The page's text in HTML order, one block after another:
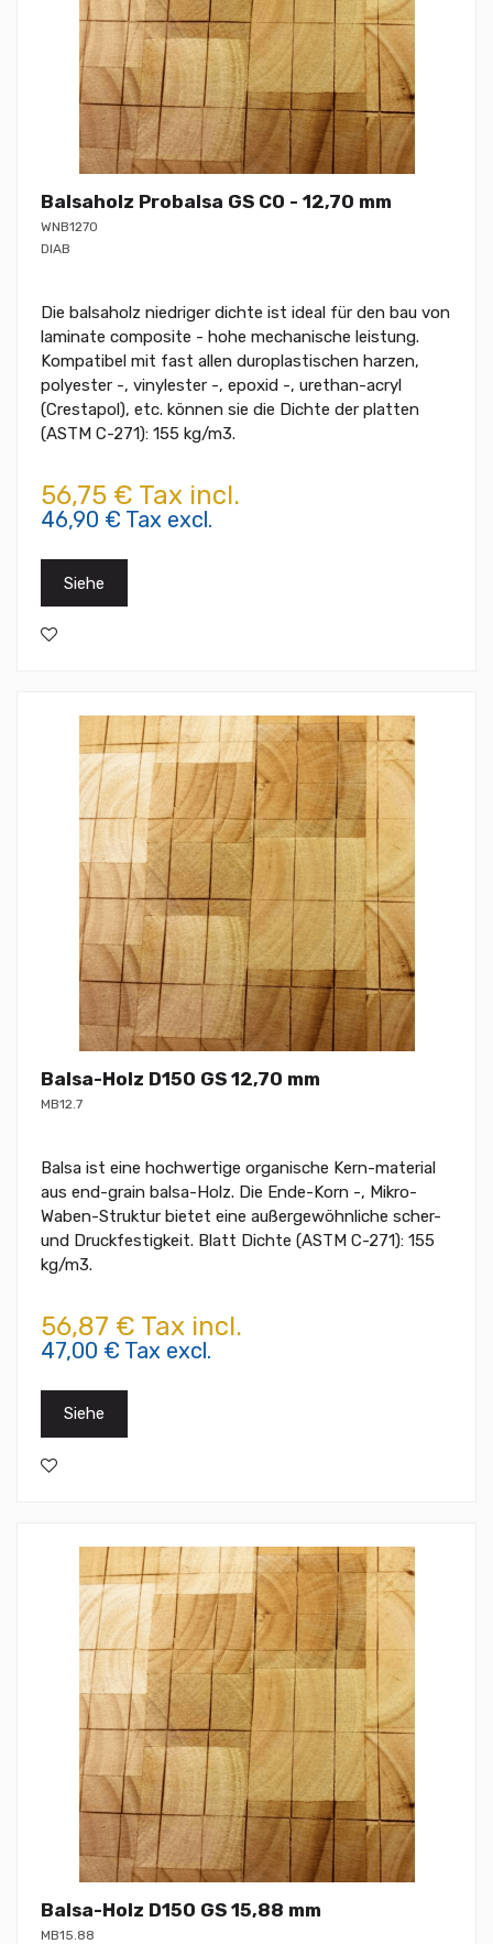
Balsaholz Probalsa GS CO - 12,70 mm
WNB1270
DIAB
Die balsaholz niedriger dichte ist ideal für den bau von
laminate composite - hohe mechanische leistung.
Kompatibel mit fast allen duroplastischen harzen,
polyester -, vinylester -, epoxid -, urethan-acryl
(Crestapol), etc. können sie die Dichte der platten
(ASTM C-271): 155 kg/m3.
56,75 € Tax incl.
46,90 € Tax excl.
Siehe
Balsa-Holz D150 GS 12,70 mm
MB12.7
Balsa ist eine hochwertige organische Kern-material
aus end-grain balsa-Holz. Die Ende-Korn -, Mikro-
Waben-Struktur bietet eine außergewöhnliche scher-
und Druckfestigkeit. Blatt Dichte (ASTM C-271): 155
kg/m3.
56,87 € Tax incl.
47,00 € Tax excl.
Siehe
Balsa-Holz D150 GS 15,88 mm
MB15.88